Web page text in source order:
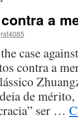
a
rsf4085
case
contra a
de
ser …